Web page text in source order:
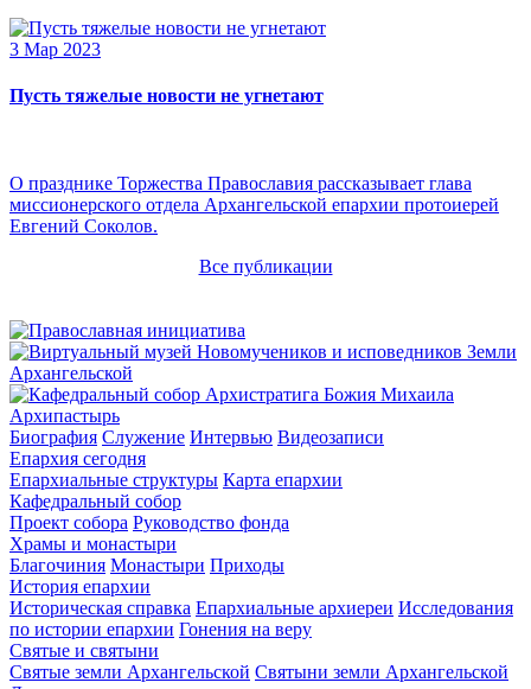
3 Мар 2023
Пусть тяжелые новости не угнетают
О празднике Торжества Православия рассказывает глава
миссионерского отдела Архангельской епархии протоиерей
Евгений Соколов.
Все публикации
Архипастырь
Биография Служение Интервью Видеозаписи
Епархия сегодня
Епархиальные структуры Карта епархии
Кафедральный собор
Проект собора Руководство фонда
Храмы и монастыри
Благочиния Монастыри Приходы
История епархии
Историческая справка Епархиальные архиереи Исследования
по истории епархии Гонения на веру
Святые и святыни
Святые земли Архангельской Святыни земли Архангельской